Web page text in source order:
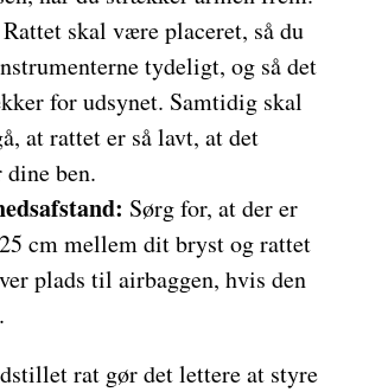
Rattet skal være placeret, så du
tydeligt, og så det
for udsynet. Samtidig skal
at rattet er så lavt, at det
ben.
Sørg for, at der er
cm mellem dit bryst og rattet
plads til airbaggen, hvis den
rat gør det lettere at styre